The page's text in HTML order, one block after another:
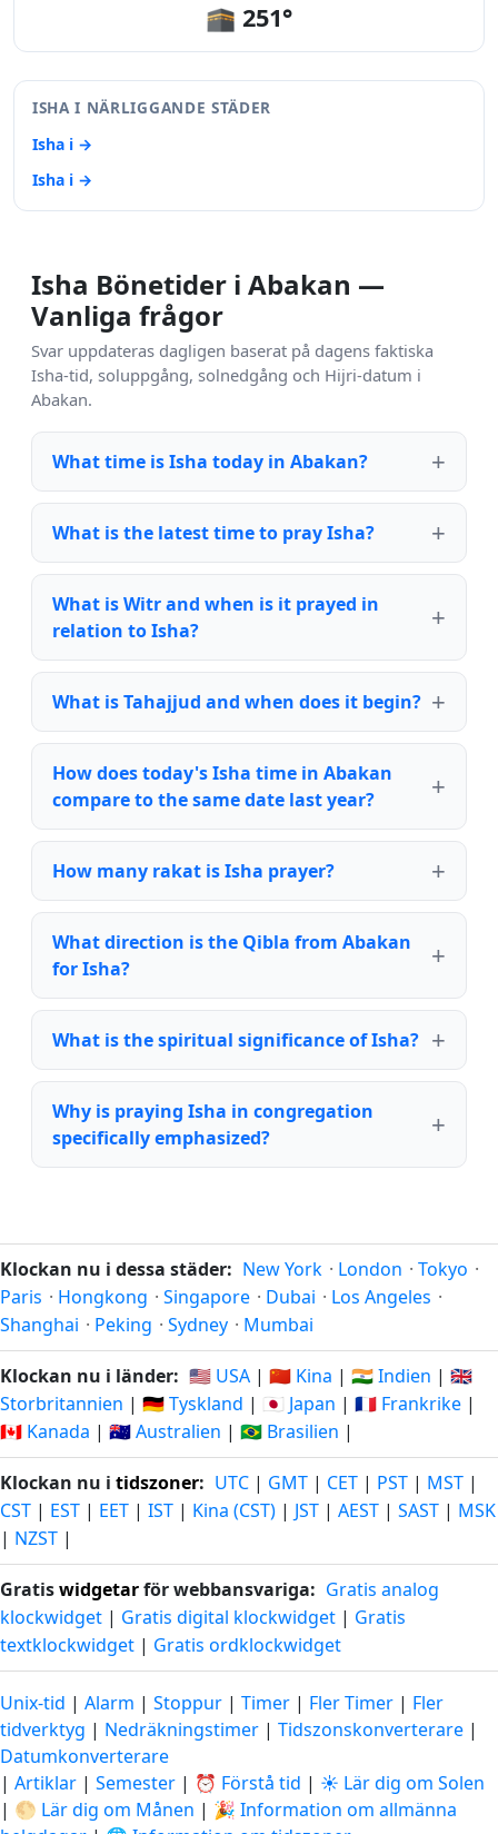
🕋 251°
ISHA I NÄRLIGGANDE STÄDER
Isha i →
Isha i →
Isha Bönetider i Abakan —
Vanliga frågor
Svar uppdateras dagligen baserat på dagens faktiska
Isha-tid, soluppgång, solnedgång och Hijri-datum i
Abakan.
What time is Isha today in Abakan?
What is the latest time to pray Isha?
What is Witr and when is it prayed in
relation to Isha?
What is Tahajjud and when does it begin?
How does today's Isha time in Abakan
compare to the same date last year?
How many rakat is Isha prayer?
What direction is the Qibla from Abakan
for Isha?
What is the spiritual significance of Isha?
Why is praying Isha in congregation
specifically emphasized?
Klockan nu i dessa städer: New York · London · Tokyo ·
Paris · Hongkong · Singapore · Dubai · Los Angeles ·
Shanghai · Peking · Sydney · Mumbai
Klockan nu i länder: 🇺🇸 USA | 🇨🇳 Kina | 🇮🇳 Indien | 🇬🇧
Storbritannien | 🇩🇪 Tyskland | 🇯🇵 Japan | 🇫🇷 Frankrike |
🇨🇦 Kanada | 🇦🇺 Australien | 🇧🇷 Brasilien |
Klockan nu i tidszoner: UTC | GMT | CET | PST | MST |
CST | EST | EET | IST | Kina (CST) | JST | AEST | SAST | MSK
| NZST |
Gratiswidgetarför webbansvariga: Gratis analog
klockwidget | Gratis digital klockwidget | Gratis
textklockwidget | Gratis ordklockwidget
Unix-tid | Alarm | Stoppur | Timer | Fler Timer | Fler
tidverktyg | Nedräkningstimer | Tidszonskonverterare |
Datumkonverterare
| Artiklar | Semester | ⏰ Förstå tid | ☀️ Lär dig om Solen
| 🌕 Lär dig om Månen | 🎉 Information om allmänna